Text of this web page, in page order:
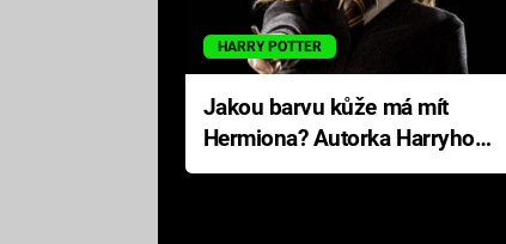
HARRY POTTER
Jakou barvu kůže má mít
Hermiona? Autorka Harryho
Pottera přišla s ráznou